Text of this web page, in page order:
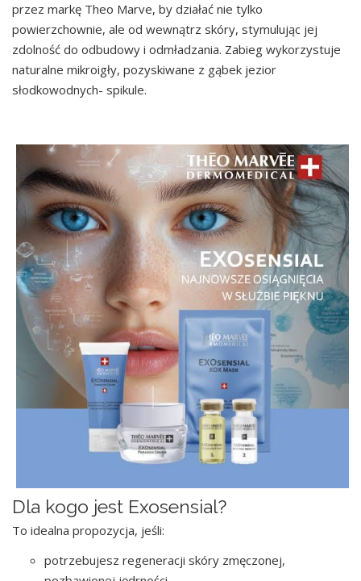
przez markę Theo Marve, by działać nie tylko
powierzchownie, ale od wewnątrz skóry, stymulując jej
zdolność do odbudowy i odmładzania. Zabieg wykorzystuje
naturalne mikroigły, pozyskiwane z gąbek jezior
słodkowodnych- spikule.
Dla kogo jest Exosensial?
To idealna propozycja, jeśli:
potrzebujesz regeneracji skóry zmęczonej,